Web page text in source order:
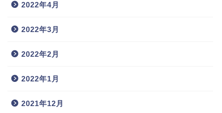
2022年4月
2022年3月
2022年2月
2022年1月
2021年12月